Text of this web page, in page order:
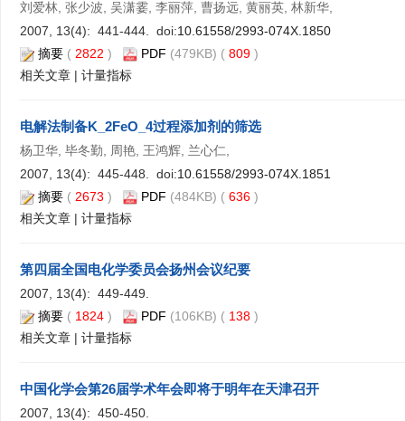
刘爱林, 张少波, 吴潇霎, 李丽萍, 曹扬远, 黄丽英, 林新华,
2007, 13(4): 441-444. doi:10.61558/2993-074X.1850
摘要 ( 2822 ) PDF (479KB) ( 809 )
相关文章 | 计量指标
电解法制备K_2FeO_4过程添加剂的筛选
杨卫华, 毕冬勤, 周艳, 王鸿辉, 兰心仁,
2007, 13(4): 445-448. doi:10.61558/2993-074X.1851
摘要 ( 2673 ) PDF (484KB) ( 636 )
相关文章 | 计量指标
第四届全国电化学委员会扬州会议纪要
2007, 13(4): 449-449.
摘要 ( 1824 ) PDF (106KB) ( 138 )
相关文章 | 计量指标
中国化学会第26届学术年会即将于明年在天津召开
2007, 13(4): 450-450.